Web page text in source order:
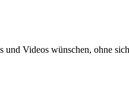
Videos wünschen, ohne